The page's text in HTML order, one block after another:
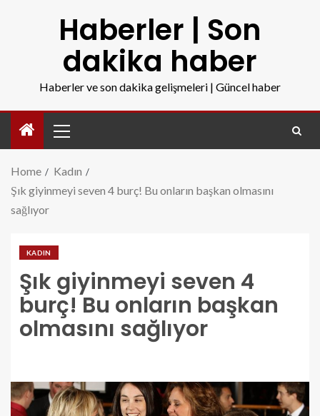
Haberler | Son
dakika haber
Haberler ve son dakika gelişmeleri | Güncel haber
Home
Kadın
Şık giyinmeyi seven 4 burç! Bu onların başkan olmasını
sağlıyor
KADIN
Şık giyinmeyi seven 4
burç! Bu onların başkan
olmasını sağlıyor